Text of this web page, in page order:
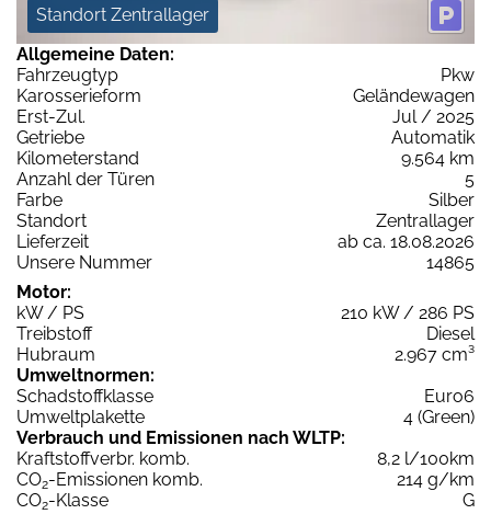
Standort Zentrallager
Allgemeine Daten:
Fahrzeugtyp
Pkw
Karosserieform
Geländewagen
Erst-Zul.
Jul / 2025
Getriebe
Automatik
Kilometerstand
9.564 km
Anzahl der Türen
5
Farbe
Silber
Standort
Zentrallager
Lieferzeit
ab ca. 18.08.2026
Unsere Nummer
14865
Motor:
kW / PS
210 kW / 286 PS
Treibstoff
Diesel
Hubraum
2.967 cm³
Umweltnormen:
Schadstoffklasse
Euro6
Umweltplakette
4 (Green)
Verbrauch und Emissionen nach WLTP:
Kraftstoffverbr. komb.
8,2 l/100km
CO2-Emissionen komb.
214 g/km
CO2-Klasse
G